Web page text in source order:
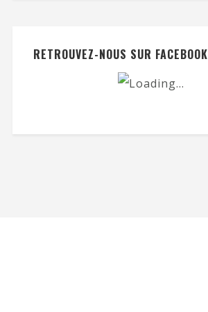
RETROUVEZ-NOUS SUR FACEBOOK